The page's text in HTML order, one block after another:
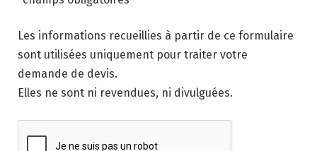
Les informations recueillies à partir de ce formulaire
sont utilisées uniquement pour traiter votre
demande de devis.
Elles ne sont ni revendues, ni divulguées.